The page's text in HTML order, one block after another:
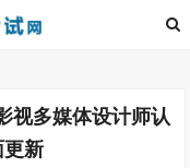
视多媒体设计师认
更新